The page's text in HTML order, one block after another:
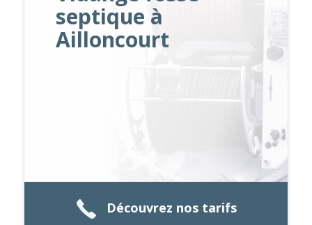
septique à
Ailloncourt
Découvrez nos tarifs